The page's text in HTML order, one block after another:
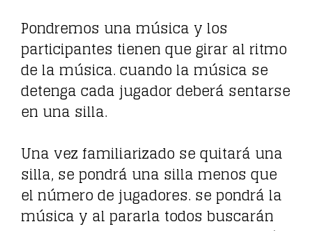
Pondremos una música y los
participantes tienen que girar al ritmo
de la música. cuando la música se
detenga cada jugador deberá sentarse
en una silla.
Una vez familiarizado se quitará una
silla, se pondrá una silla menos que
el número de jugadores. se pondrá la
música y al pararla todos buscarán